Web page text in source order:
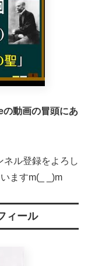
の動画の冒頭にあ
ネル登録をよろし
ますm(_ _)m
ィール